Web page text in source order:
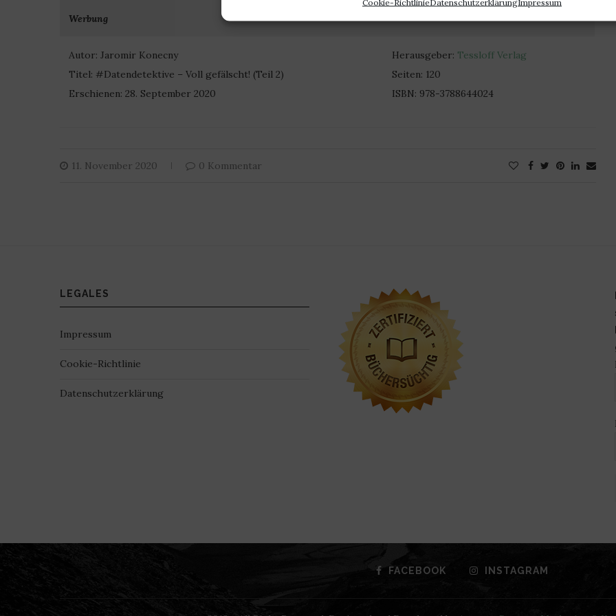
Cookie-RichtlinieDatenschutzerklärungImpressum
Werbung
Autor: Jaromir Konecny
Titel: #Datendetektive – Voll gefälscht! (Teil 2)
Erschienen: 28. September 2020
Herausgeber: Tessloff Verlag
Seiten: 120
ISBN: 978-3788644024
11. November 2020 0 Kommentar
LEGALES
Impressum
Cookie-Richtlinie
Datenschutzerklärung
FACEBOOK INSTAGRAM